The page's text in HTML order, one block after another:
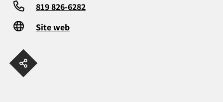
819 826-6282
Site web